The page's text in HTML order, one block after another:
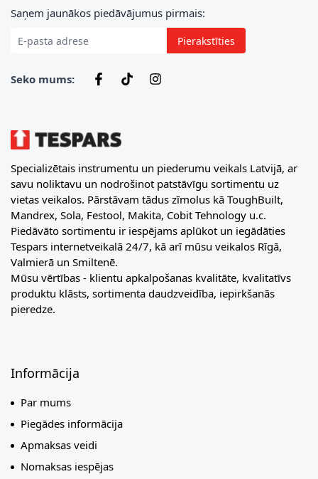
E-pasta adrese
Saņem jaunākos piedāvājumus pirmais:
Pierakstīties
Seko mums:
Specializētais instrumentu un piederumu veikals Latvijā, ar
savu noliktavu un nodrošinot patstāvīgu sortimentu uz
vietas veikalos. Pārstāvam tādus zīmolus kā ToughBuilt,
Mandrex, Sola, Festool, Makita, Cobit Tehnology u.c.
Piedāvāto sortimentu ir iespējams aplūkot un iegādāties
Tespars internetveikalā 24/7, kā arī mūsu veikalos Rīgā,
Valmierā un Smiltenē.
Mūsu vērtības - klientu apkalpošanas kvalitāte, kvalitatīvs
produktu klāsts, sortimenta daudzveidība, iepirkšanās
pieredze.
Informācija
Par mums
Piegādes informācija
Apmaksas veidi
Nomaksas iespējas